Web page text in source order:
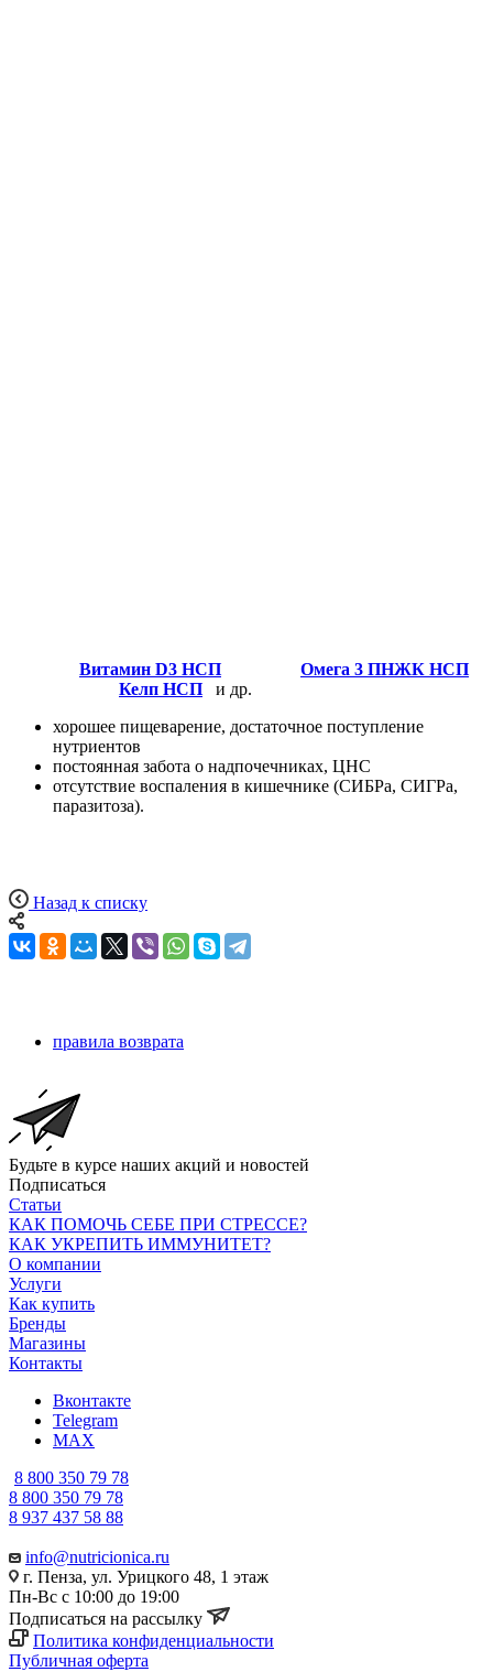
Витамин D3 НСП
Омега 3 ПНЖК НСП
Келп НСП
и др.
хорошее пищеварение, достаточное поступление
нутриентов
постоянная забота о надпочечниках, ЦНС
отсутствие воспаления в кишечнике (СИБРа, СИГРа,
паразитоза).
Назад к списку
правила возврата
Будьте в курсе наших акций и новостей
Подписаться
Статьи
КАК ПОМОЧЬ СЕБЕ ПРИ СТРЕССЕ?
КАК УКРЕПИТЬ ИММУНИТЕТ?
О компании
Услуги
Как купить
Бренды
Магазины
Контакты
Вконтакте
Telegram
MAX
8 800 350 79 78
8 800 350 79 78
8 937 437 58 88
info@nutricionica.ru
г. Пенза, ул. Урицкого 48, 1 этаж
Пн-Вс с 10:00 до 19:00
Подписаться на рассылку
Политика конфиденциальности
Публичная оферта